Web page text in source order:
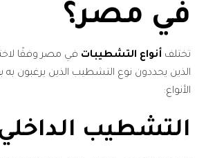
في مصر؟
تختلف أنواع التشطيبات في مصر وفقًا
الذين يحددون نوع التشطيب الذين يرغبون به
الأنواع:
التشطيب